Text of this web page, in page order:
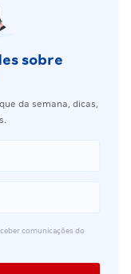
sobre
da semana, dicas,
comunicações do